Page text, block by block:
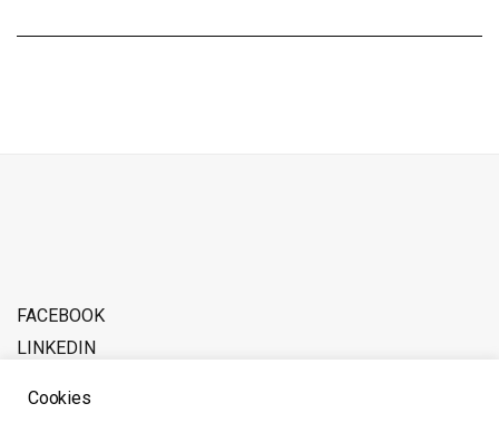
FACEBOOK
LINKEDIN
Cookies